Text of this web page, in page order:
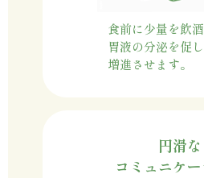
食前に少量を飲酒
胃液の分泌を促
増進させます。
円滑な
コミュニケ